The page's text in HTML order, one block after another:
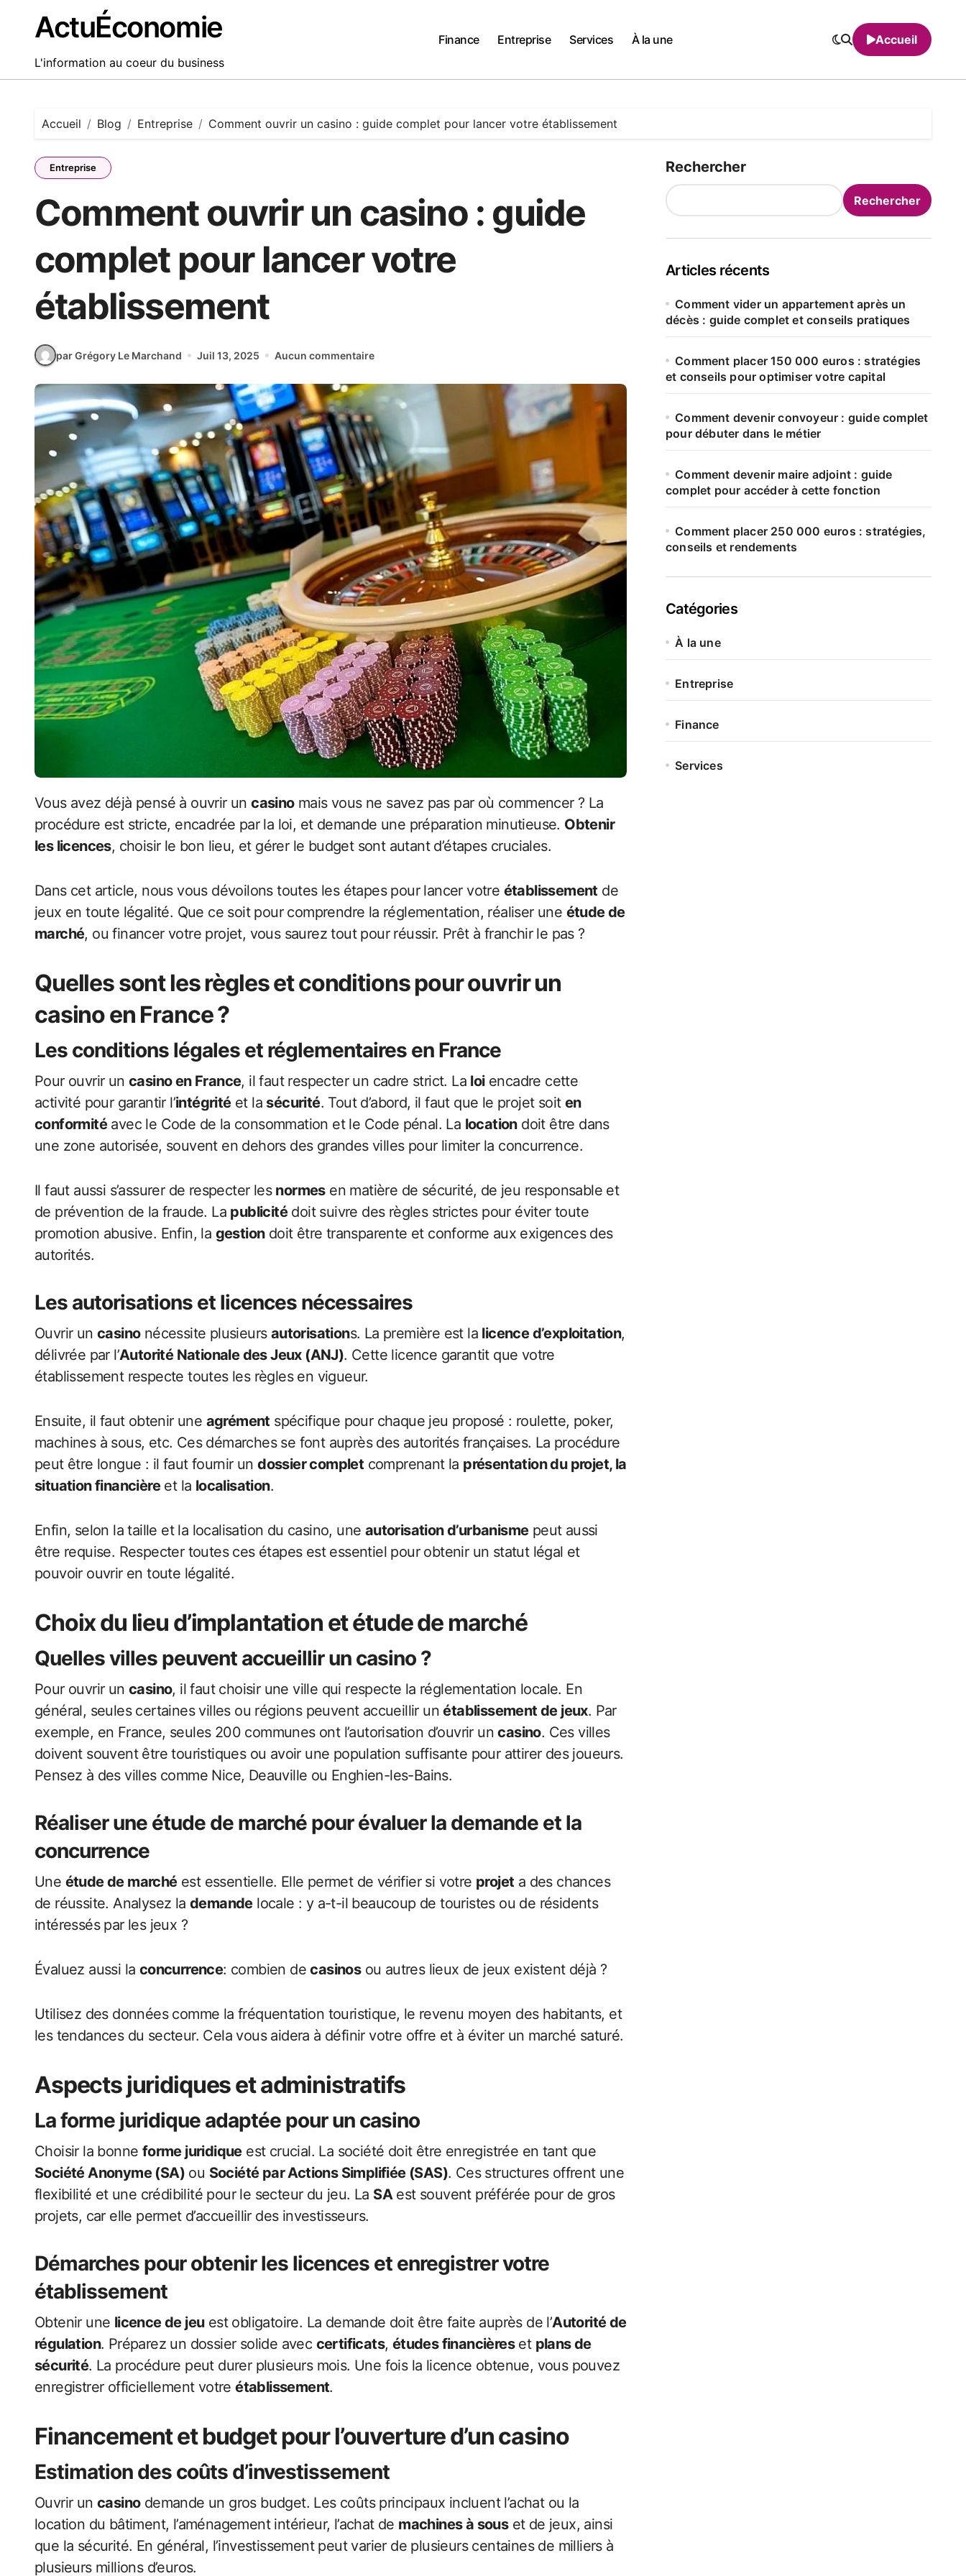
contenuActuÉconomie
L'information au coeur du business
Finance Entreprise Services À la une Accueil
Accueil Blog Entreprise Comment ouvrir un casino : guide complet pour lancer votre établissement
Entreprise
Comment ouvrir un casino : guide
complet pour lancer votre
établissement
par Grégory Le Marchand Juil 13, 2025 Aucun commentaire
Vous avez déjà pensé à ouvrir uncasinomais vous ne savez pas par où commencer ? La
procédure est stricte, encadrée par la loi, et demande une préparation minutieuse. Obtenir
les licences, choisir le bon lieu, et gérer le budget sont autant d’étapes cruciales.
Dans cet article, nous vous dévoilons toutes les étapes pour lancer votre établissement de
jeux en toute légalité. Que ce soit pour comprendre la réglementation, réaliser une étude de
marché, ou financer votre projet, vous saurez tout pour réussir. Prêt à franchir le pas ?
Quelles sont les règles et conditions pour ouvrir un
casino en France ?
Les conditions légales et réglementaires en France
Pour ouvrir un casino en France, il faut respecter un cadre strict. La loiencadre cette
activité pour garantir l’intégritéet la sécurité. Tout d’abord, il faut que le projet soit en
conformitéavec le Code de la consommation et le Code pénal. La locationdoit être dans
une zone autorisée, souvent en dehors des grandes villes pour limiter la concurrence.
Il faut aussi s’assurer de respecter les normesen matière de sécurité, de jeu responsable et
de prévention de la fraude. La publicitédoit suivre des règles strictes pour éviter toute
promotion abusive. Enfin, la gestiondoit être transparente et conforme aux exigences des
autorités.
Les autorisations et licences nécessaires
Ouvrir un casinonécessite plusieurs autorisations. La première est la licence d’exploitation,
délivrée par l’Autorité Nationale des Jeux (ANJ). Cette licence garantit que votre
établissement respecte toutes les règles en vigueur.
Ensuite, il faut obtenir une agrément spécifique pour chaque jeu proposé : roulette, poker,
machines à sous, etc. Ces démarches se font auprès des autorités françaises. La procédure
peut être longue : il faut fournir undossier complet comprenant la présentation du projet, la
situation financièreet la localisation.
Enfin, selon la taille et la localisation du casino, une autorisation d’urbanismepeut aussi
être requise. Respecter toutes ces étapes est essentiel pour obtenir un statut légal et
pouvoir ouvrir en toute légalité.
Choix du lieu d’implantation et étude de marché
Quelles villes peuvent accueillir un casino?
Pour ouvrir un casino, il faut choisir une ville qui respecte la réglementation locale. En
général, seules certaines villes ou régions peuvent accueillir unétablissement de jeux. Par
exemple, en France, seules 200 communes ont l’autorisation d’ouvrir uncasino. Ces villes
doivent souvent être touristiques ou avoir une population suffisante pour attirer des joueurs.
Pensez à des villes comme Nice, Deauville ou Enghien-les-Bains.
Réaliser une étude de marché pour évaluer la demandeet la
concurrence
Une étude de marchéest essentielle. Elle permet de vérifier si votre projet a des chances
de réussite. Analysez la demandelocale : y a-t-il beaucoup de touristes ou de résidents
intéressés par les jeux ?
Évaluez aussi la concurrence: combien decasinosou autres lieux de jeux existent déjà ?
Utilisez des données comme la fréquentation touristique, le revenu moyen des habitants, et
les tendances du secteur. Cela vous aidera à définir votre offre et à éviter un marché saturé.
Aspects juridiques et administratifs
Laforme juridique adaptéepour un casino
Choisir la bonne forme juridiqueest crucial. La société doit être enregistrée en tant que
Société Anonyme (SA) ou Société par Actions Simplifiée (SAS). Ces structures offrent une
flexibilité et une crédibilité pour le secteur du jeu. La SAest souvent préférée pour de gros
projets, car elle permet d’accueillir des investisseurs.
Démarches pour obtenirles licenceset enregistrer votre
établissement
Obtenir une licence de jeuest obligatoire. La demande doit être faite auprès de l’Autorité de
régulation. Préparez un dossier solide avec certificats, études financièreset plans de
sécurité. La procédure peut durer plusieurs mois. Une fois la licence obtenue, vous pouvez
enregistrer officiellement votreétablissement.
Financement et budget pour l’ouverture d’un casino
Estimation des coûts d’investissement
Ouvrir un casinodemande un gros budget. Les coûts principaux incluent l’achat ou la
location du bâtiment, l’aménagement intérieur, l’achat de machines à souset de jeux, ainsi
que la sécurité. En général, l’investissement peut varier de plusieurs centaines de milliers à
plusieurs millions d’euros.
Rechercher
Rechercher
Articles récents
Comment vider un appartement après un
décès : guide complet et conseils pratiques
Comment placer 150 000 euros : stratégies
et conseils pour optimiser votre capital
Comment devenir convoyeur : guide complet
pour débuter dans le métier
Comment devenir maire adjoint : guide
complet pour accéder à cette fonction
Comment placer 250 000 euros : stratégies,
conseils et rendements
Catégories
À la une
Entreprise
Finance
Services